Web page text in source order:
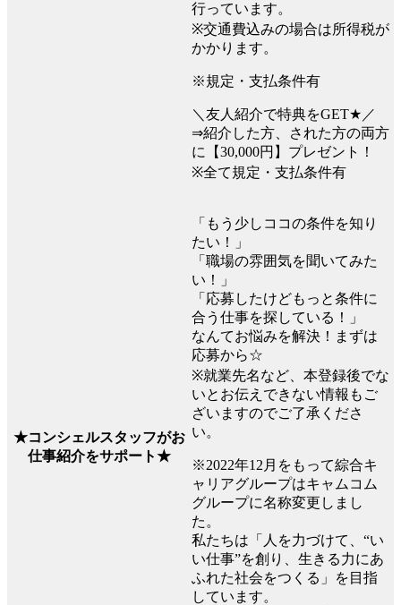
行っています。
※交通費込みの場合は所得税が
かかります。
※規定・支払条件有
＼友人紹介で特典をGET★／
⇒紹介した方、された方の両方
に【30,000円】プレゼント！
※全て規定・支払条件有
★コンシェルスタッフがお
仕事紹介をサポート★
「もう少しココの条件を知り
たい！」
「職場の雰囲気を聞いてみた
い！」
「応募したけどもっと条件に
合う仕事を探している！」
なんてお悩みを解決！まずは
応募から☆
※就業先名など、本登録後でな
いとお伝えできない情報もご
ざいますのでご了承くださ
い。
※2022年12月をもって綜合キ
ャリアグループはキャムコム
グループに名称変更しまし
た。
私たちは「人を力づけて、“い
い仕事”を創り、生きる力にあ
ふれた社会をつくる」を目指
しています。